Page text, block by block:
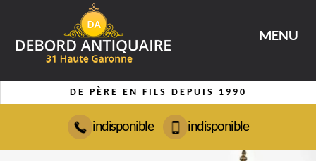
MENU
DE PÈRE EN FILS DEPUIS 1990
indisponible indisponible